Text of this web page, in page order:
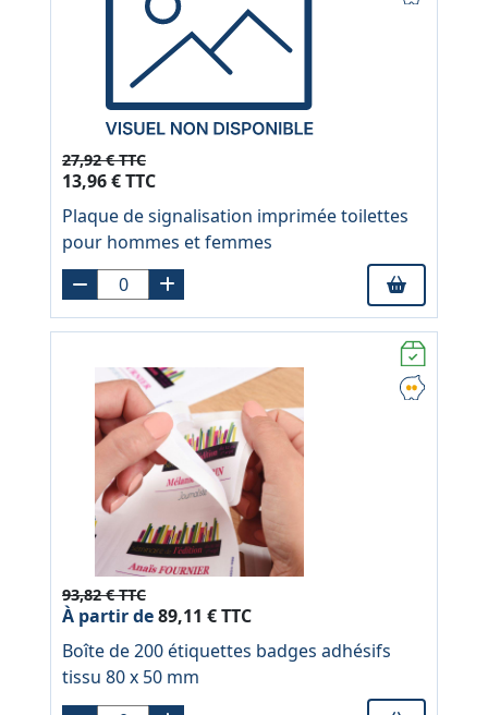
27,92 € TTC
13,96 € TTC
Plaque de signalisation imprimée toilettes
pour hommes et femmes
93,82 € TTC
À partir de89,11 € TTC
Boîte de 200 étiquettes badges adhésifs
tissu 80 x 50 mm